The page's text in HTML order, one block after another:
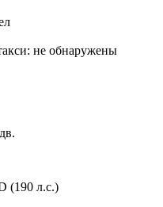
не обнаружены
(190 л.с.)